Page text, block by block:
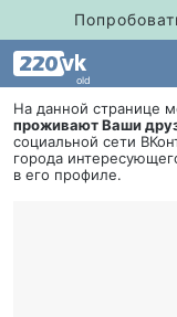
old
На данной странице
проживают Ваши
социальной сети
орода
его профиле.